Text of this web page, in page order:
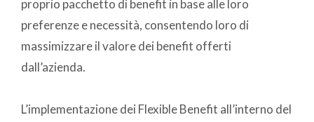
proprio pacchetto di benefit in base alle loro
preferenze e necessità, consentendo loro di
massimizzare il valore dei benefit offerti
dall’azienda.
L’implementazione dei Flexible Benefit all’interno del